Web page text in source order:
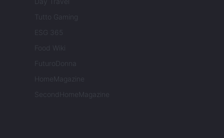
Tutto Gaming
ESG 365
Food Wiki
FuturoDonna
HomeMagazine
SecondHomeMagazine